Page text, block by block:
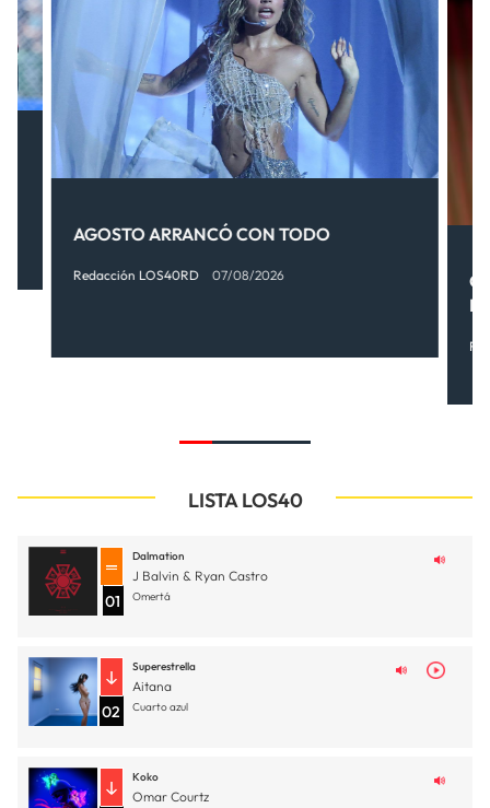
AGOSTO ARRANCÓ CON TODO
Redacción LOS40RD 07/08/2026
LISTA LOS40
01
Dalmation
J Balvin & Ryan Castro
Omertá
02
Superestrella
Aitana
Cuarto azul
Koko
Omar Courtz